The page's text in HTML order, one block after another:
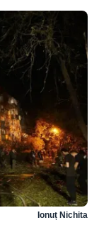
Ionuț Nichita